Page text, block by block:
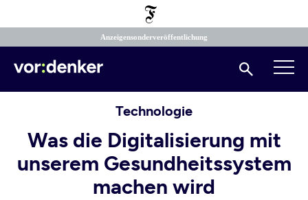
Anzeigensonderveröffentlichung
Technologie
Was die Digitalisierung mit
unserem Gesundheitssystem
machen wird